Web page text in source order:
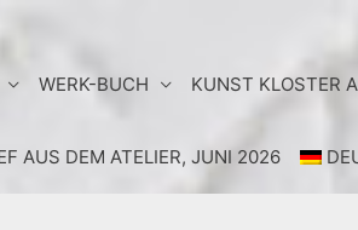
WERK-BUCH KUNST KLOSTER
AUS DEM ATELIER, JUNI 2026